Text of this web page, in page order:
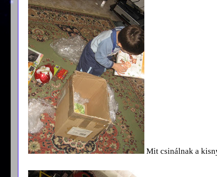
Mit csinálnak a